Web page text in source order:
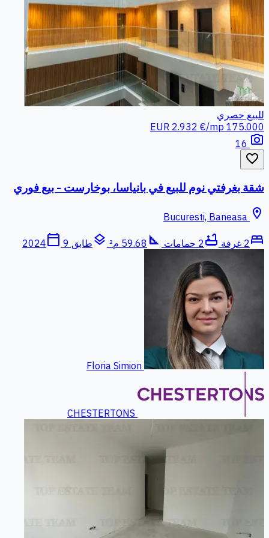
للبيع حصري
175.000 EUR
2.932 €/mp
photo_camera
favorite_border
شقة بغرفتي نوم للبيع في بانياسا، بوخارست - بيع فوري
location_on
bed2 غرفة bathtub2 حمامات square_foot 59.68 م² layers طابق 9 calendar_today
2024
Floria Simion
CHESTERTONS